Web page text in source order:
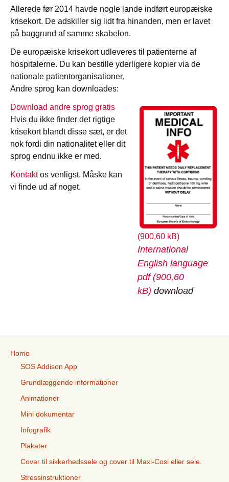
Allerede før 2014 havde nogle lande indført europæiske
krisekort. De adskiller sig lidt fra hinanden, men er lavet
på baggrund af samme skabelon.
De europæiske krisekort udleveres til patienterne af
hospitalerne. Du kan bestille yderligere kopier via de
nationale patientorganisationer.
Andre sprog kan downloades:
International
English language
pdf
download
Download andre sprog gratis
Hvis du ikke finder det rigtige
krisekort blandt disse sæt, er det
nok fordi din nationalitet eller dit
sprog endnu ikke er med.
Kontaktos venligst. Måske kan
vi finde ud af noget.
Home
SOS Addison App
Grundlæggende informationer
Animationer
Mini dokumentar
Infografik
Plakater
Cover til sikkerhedssele og cover til Maxi-Cosi eller sele.
Stressinstruktioner